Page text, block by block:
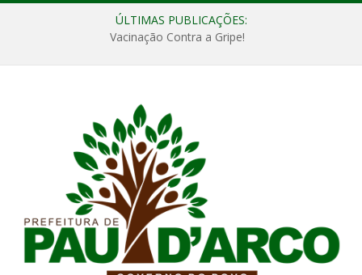
ÚLTIMAS PUBLICAÇÕES:
Vacinação Contra a Gripe!